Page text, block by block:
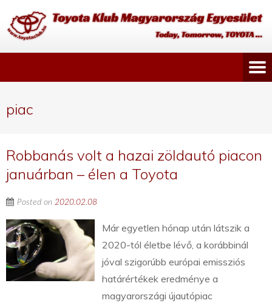
piac
Robbanás volt a hazai zöldautó piacon
januárban – élen a Toyota
Posted on 2020.02.08
Már egyetlen hónap után látszik a
2020-tól életbe lévő, a korábbinál
jóval szigorúbb európai emissziós
határértékek eredménye a
magyarországi újautópiac